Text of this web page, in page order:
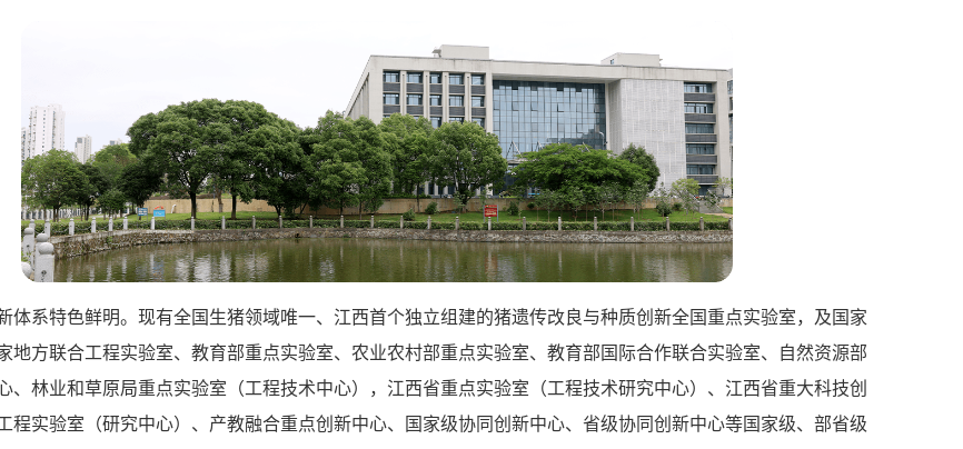
体系特色鲜明。现有全国生猪领域唯一、江西首个独立组建的猪遗传改良与种质创新全国重点实验室，及国家
地方联合工程实验室、教育部重点实验室、农业农村部重点实验室、教育部国际合作联合实验室、自然资源部
、林业和草原局重点实验室（工程技术中心），江西省重点实验室（工程技术研究中心）、江西省重大科技创
程实验室（研究中心）、产教融合重点创新中心、国家级协同创新中心、省级协同创新中心等国家级、部省级